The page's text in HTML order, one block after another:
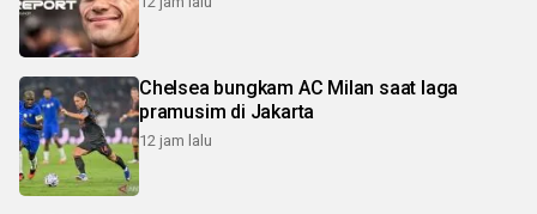
Chelsea bungkam AC Milan saat laga
pramusim di Jakarta
12 jam lalu